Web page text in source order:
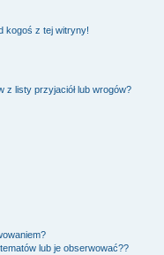
kogoś z tej witryny!
z listy przyjaciół lub wrogów?
lub je obserwować??